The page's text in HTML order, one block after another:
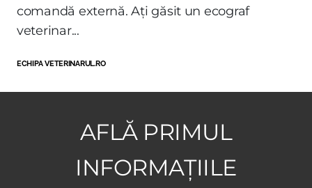
comandă externă. Ați găsit un ecograf
veterinar...
ECHIPA VETERINARUL.RO
AFLĂ PRIMUL
INFORMAȚIILE